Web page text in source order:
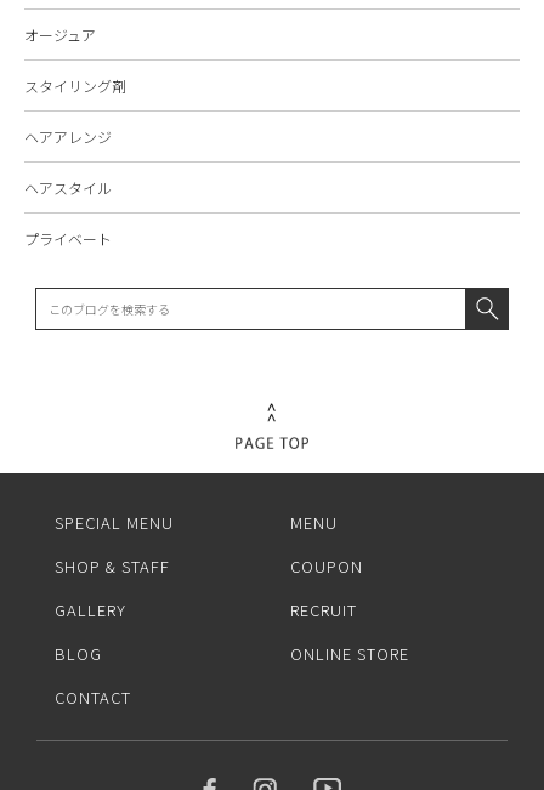
オージュア
スタイリング剤
ヘアアレンジ
ヘアスタイル
プライベート
SPECIAL MENU
MENU
SHOP & STAFF
COUPON
GALLERY
RECRUIT
BLOG
ONLINE STORE
CONTACT